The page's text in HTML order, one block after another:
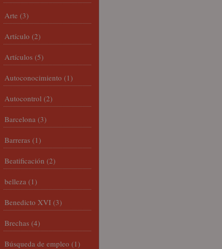
Arte (3)
Artículo (2)
Artículos (5)
Autoconocimiento (1)
Autocontrol (2)
Barcelona (3)
Barreras (1)
Beatificación (2)
belleza (1)
Benedicto XVI (3)
Brechas (4)
Búsqueda de empleo (1)